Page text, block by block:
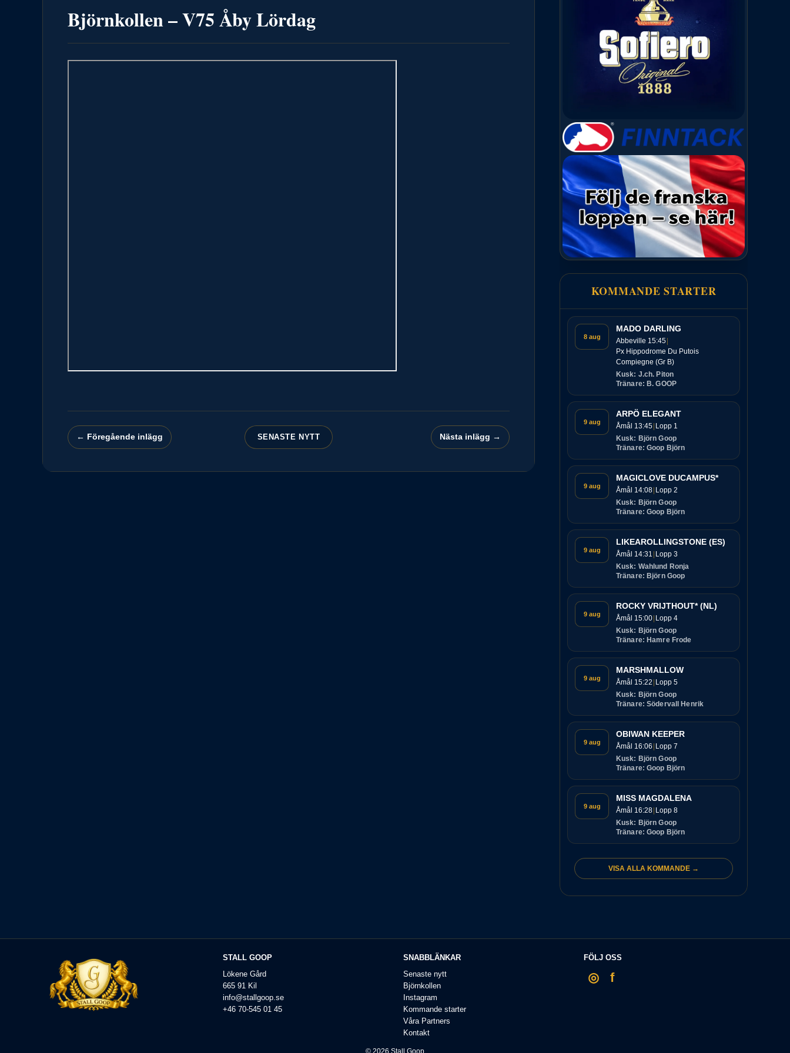
Björnkollen – V75 Åby Lördag
← Föregående inlägg SENASTE NYTT Nästa inlägg →
KOMMANDE STARTER
8 aug
MADO DARLING
Abbeville 15:45
Px Hippodrome Du Putois
Compiegne (Gr B)
Kusk: J.ch. Piton
Tränare: B. GOOP
9 aug
ARPÖ ELEGANT
Åmål 13:45 Lopp 1
Kusk: Björn Goop
Tränare: Goop Björn
9 aug
MAGICLOVE DUCAMPUS*
Åmål 14:08 Lopp 2
Kusk: Björn Goop
Tränare: Goop Björn
9 aug
LIKEAROLLINGSTONE (ES)
Åmål 14:31 Lopp 3
Kusk: Wahlund Ronja
Tränare: Björn Goop
9 aug
ROCKY VRIJTHOUT* (NL)
Åmål 15:00 Lopp 4
Kusk: Björn Goop
Tränare: Hamre Frode
9 aug
MARSHMALLOW
Åmål 15:22 Lopp 5
Kusk: Björn Goop
Tränare: Södervall Henrik
9 aug
OBIWAN KEEPER
Åmål 16:06 Lopp 7
Kusk: Björn Goop
Tränare: Goop Björn
9 aug
MISS MAGDALENA
Åmål 16:28 Lopp 8
Kusk: Björn Goop
Tränare: Goop Björn
VISA ALLA KOMMANDE →
STALL GOOP
Lökene Gård
665 91 Kil
info@stallgoop.se
+46 70-545 01 45
SNABBLÄNKAR
Senaste nytt
Björnkollen
Instagram
Kommande starter
Våra Partners
Kontakt
FÖLJ OSS
◎ f
© 2026 Stall Goop